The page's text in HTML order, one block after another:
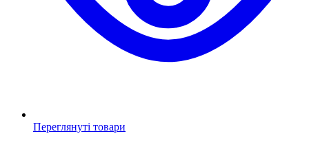
Переглянуті товари